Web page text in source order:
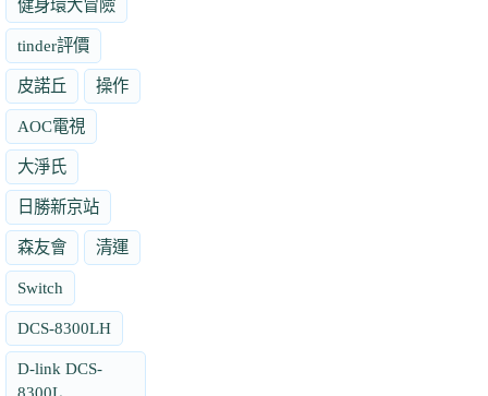
健身環大冒險
tinder評價
皮諾丘 操作
AOC電視
大淨氏
日勝新京站
森友會 清運
Switch
DCS-8300LH
D-link DCS-